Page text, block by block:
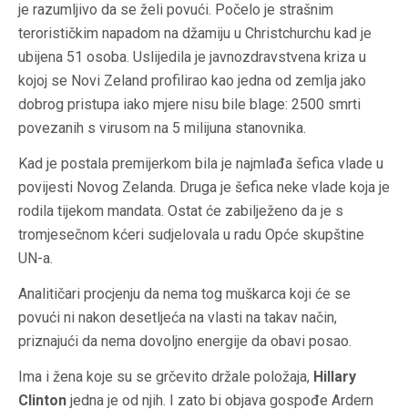
je razumljivo da se želi povući. Počelo je strašnim
terorističkim napadom na džamiju u Christchurchu kad je
ubijena 51 osoba. Uslijedila je javnozdravstvena kriza u
kojoj se Novi Zeland profilirao kao jedna od zemlja jako
dobrog pristupa iako mjere nisu bile blage: 2500 smrti
povezanih s virusom na 5 milijuna stanovnika.
Kad je postala premijerkom bila je najmlađa šefica vlade u
povijesti Novog Zelanda. Druga je šefica neke vlade koja je
rodila tijekom mandata. Ostat će zabilježeno da je s
tromjesečnom kćeri sudjelovala u radu Opće skupštine
UN-a.
Analitičari procjenju da nema tog muškarca koji će se
povući ni nakon desetljeća na vlasti na takav način,
priznajući da nema dovoljno energije da obavi posao.
Ima i žena koje su se grčevito držale položaja, Hillary
Clinton jedna je od njih. I zato bi objava gospođe Ardern